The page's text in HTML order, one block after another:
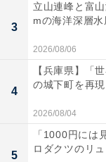
チェックイン・
チェックアウト
※プランにより
あわせて読みたい
【
舟
3
立山連峰と富
mの海洋深層水
2026/08/06
4
【兵庫県】「
の城下町を再
2026/08/04
5
「1000円には
ロダクツのリ